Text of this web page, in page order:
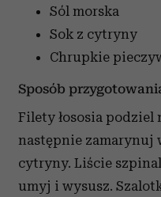
Sól morska
Sok z cytryny
Chrupkie
Sposób
Filety łososia podziel
następnie zamarynuj
cytryny. Liście
umyj i wysusz.